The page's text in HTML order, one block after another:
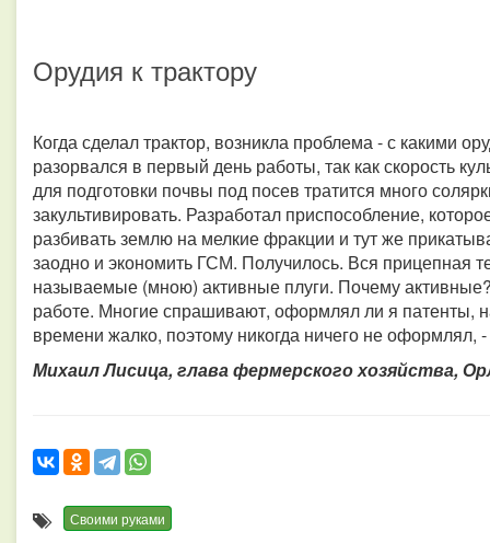
Орудия к трактору
Когда сделал трактор, возникла проблема - с какими
разорвался в первый день работы, так как скорость
для подготовки почвы под посев тратится много
закультивировать. Разработал приспособление,
разбивать землю на мелкие фракции и тут же
заодно и экономить ГСМ. Получилось. Вся прицепная
называемые (мною) активные плуги. Почему
работе. Многие спрашивают, оформлял ли я патенты,
времени жалко, поэтому никогда ничего не оформлял,
Михаил Лисица, глава фермерского хозяйства,
Своими руками